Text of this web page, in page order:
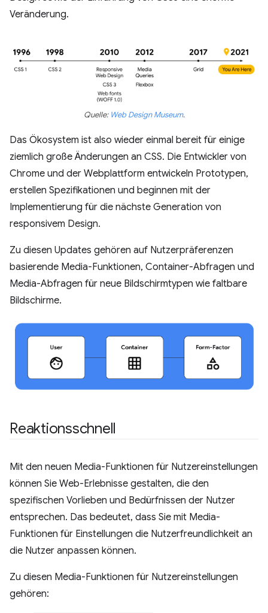
Veränderung.
Quelle: Web Design Museum.
Das Ökosystem ist also wieder einmal bereit für einige
ziemlich große Änderungen an CSS. Die Entwickler von
Chrome und der Webplattform entwickeln Prototypen,
erstellen Spezifikationen und beginnen mit der
Implementierung für die nächste Generation von
responsivem Design.
Zu diesen Updates gehören auf Nutzerpräferenzen
basierende Media-Funktionen, Container-Abfragen und
Media-Abfragen für neue Bildschirmtypen wie faltbare
Bildschirme.
Reaktionsschnell
Mit den neuen Media-Funktionen für Nutzereinstellungen
können Sie Web-Erlebnisse gestalten, die den
spezifischen Vorlieben und Bedürfnissen der Nutzer
entsprechen. Das bedeutet, dass Sie mit Media-
Funktionen für Einstellungen die Nutzerfreundlichkeit an
die Nutzer anpassen können.
Zu diesen Media-Funktionen für Nutzereinstellungen
gehören: